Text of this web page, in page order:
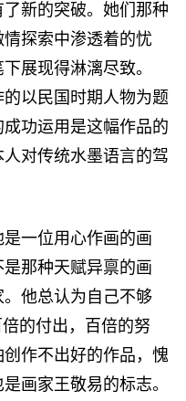
新的突破。她们那种
探索中渗透着的忧
展现得淋漓尽致。
以民国时期人物为题
功运用是这幅作品的
对传统水墨语言的驾
一位用心作画的画
那种天赋异禀的画
他总认为自己不够
的付出，百倍的努
作不出好的作品，愧
画家王敬易的标志。